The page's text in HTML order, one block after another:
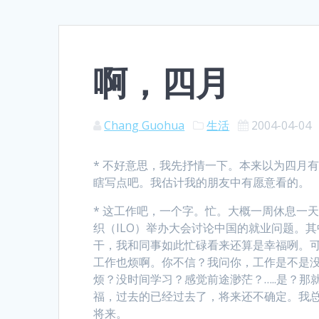
啊，四月
Chang Guohua 生活 2004-04-04
* 不好意思，我先抒情一下。本来以为四月
瞎写点吧。我估计我的朋友中有愿意看的。
* 这工作吧，一个字。忙。大概一周休息一
织（ILO）举办大会讨论中国的就业问题。
干，我和同事如此忙碌看来还算是幸福咧。
工作也烦啊。你不信？我问你，工作是不是
烦？没时间学习？感觉前途渺茫？…..是？那
福，过去的已经过去了，将来还不确定。我
将来。